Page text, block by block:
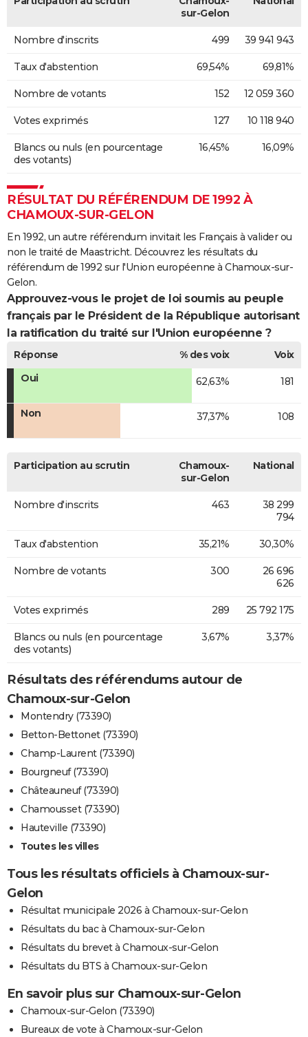
sur-Gelon
Nombre d'inscrits 499 39 941 943
Taux d'abstention 69,54% 69,81%
Nombre de votants 152 12 059 360
Votes exprimés 127 10 118 940
Blancs ou nuls (en pourcentage
des votants)
16,45% 16,09%
RÉSULTAT DU RÉFÉRENDUM DE 1992 À
CHAMOUX-SUR-GELON
En 1992, un autre référendum invitait les Français à valider ou
non le traité de Maastricht. Découvrez les résultats du
référendum de 1992 sur l'Union européenne à Chamoux-sur-
Gelon.
Approuvez-vous le projet de loi soumis au peuple
français par le Président de la République autorisant
la ratification du traité sur l'Union européenne ?
Réponse % des voix
Voix
Oui
62,63% 181
Non 37,37% 108
Participation au scrutin
Chamoux-
sur-Gelon
National
Nombre d'inscrits 463
38 299
794
Taux d'abstention 35,21% 30,30%
Nombre de votants 300
26 696
626
Votes exprimés 289 25 792 175
Blancs ou nuls (en pourcentage
des votants)
3,67% 3,37%
Résultats des référendums autour de
Chamoux-sur-Gelon
Montendry (73390)
Betton-Bettonet (73390)
Champ-Laurent (73390)
Bourgneuf (73390)
Châteauneuf (73390)
Chamousset (73390)
Hauteville (73390)
Toutes les villes
Tous les résultats officiels à Chamoux-sur-
Gelon
Résultat municipale 2026 à Chamoux-sur-Gelon
Résultats du bac à Chamoux-sur-Gelon
Résultats du brevet à Chamoux-sur-Gelon
Résultats du BTS à Chamoux-sur-Gelon
En savoir plus sur Chamoux-sur-Gelon
Chamoux-sur-Gelon (73390)
Bureaux de vote à Chamoux-sur-Gelon